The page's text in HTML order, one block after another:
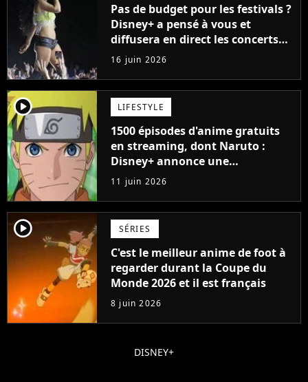
Pas de budget pour les festivals ?
Disney+ a pensé à vous et
diffusera en direct les concerts
de cet incontournable festival
16 juin 2026
player2 LIFESTYLE
1500 épisodes d'anime gratuits
en streaming, dont Naruto :
Disney+ annonce une
collaboration impressionnante
11 juin 2026
player2 SÉRIES
C'est le meilleur anime de foot à
regarder durant la Coupe du
Monde 2026 et il est français
8 juin 2026
DISNEY+